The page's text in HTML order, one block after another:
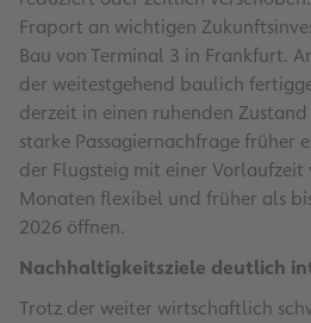
Fraport an wichtigen
Bau von Terminal 3 in Frankfurt.
der weitestgehend baulich
derzeit in einen ruhenden
starke Passagiernachfrage früher
der Flugsteig mit einer Vorlaufzeit
Monaten flexibel und früher als
2026 öffnen.
Nachhaltigkeitsziele deutlich
Trotz der weiter wirtschaftlich